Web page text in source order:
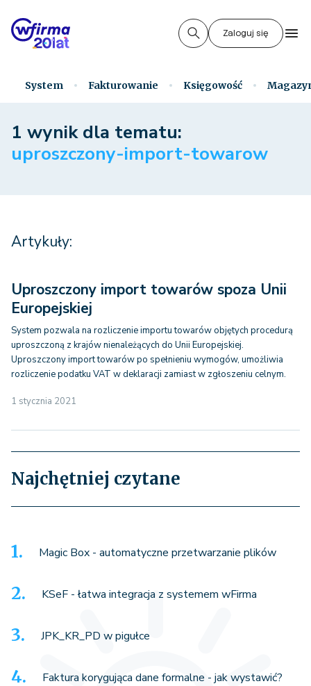
Zaloguj się
System Fakturowanie Księgowość
1 wynik dla tematu:
uproszczony-import-towarow
Artykuły:
Uproszczony import towarów spoza Unii
Europejskiej
System pozwala na rozliczenie importu towarów objętych procedurą
uproszczoną z krajów nienależących do Unii Europejskiej.
Uproszczony import towarów po spełnieniu wymogów, umożliwia
rozliczenie podatku VAT w deklaracji zamiast w zgłoszeniu celnym.
1 stycznia 2021
Najchętniej czytane
Magic Box - automatyczne przetwarzanie plików
KSeF - łatwa integracja z systemem wFirma
JPK_KR_PD w pigułce
Faktura korygująca dane formalne - jak wystawić?